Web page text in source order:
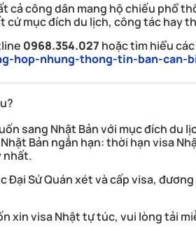
cả công dân mang hộ chiếu phổ
cứ mục đích du lịch, công tác hay
0968.354.027 hoặc tìm hiểu
hop-nhung-thong-tin-ban-can-
sang Nhật Bản với mục đích
Bản ngắn hạn:thời hạn visa
nhất.
Đại Sứ Quán xét và cấp visa,
xin visa Nhật tự túc, vui lòng tải